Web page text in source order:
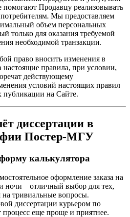
помогают Продавцу реализовывать
Мы предоставляем
объем персональных
только для оказания требуемой
необходимой транзакции.
право вносить изменения в
настоящие правила, при условии,
действующему
условий настоящих правил
публикации на Сайте.
диссертации в
Постер-МГУ
калькулятора
оформление заказа на
ночи – отличный выбор для тех,
на тривиальные вопросы.
диссертации курьером по
еще проще и приятнее.